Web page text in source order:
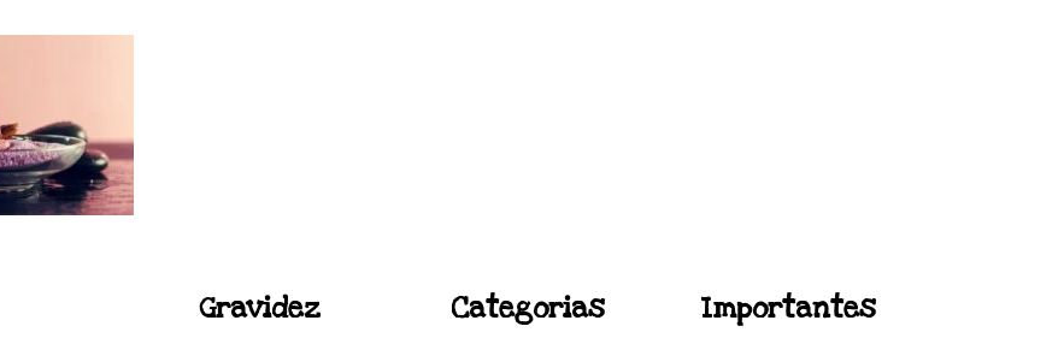
ACUPUNTURA
Acupuntura focada para Fertilidade e Gravidez
Gravidez Categorias Importantes